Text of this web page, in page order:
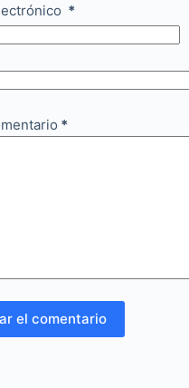
*
*
el comentario